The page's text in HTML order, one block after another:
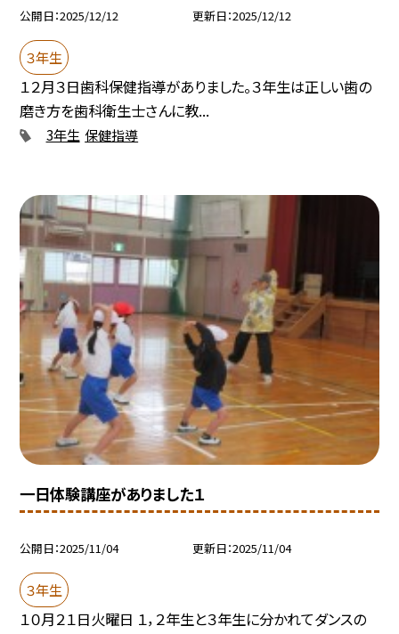
公開日 2025/12/12 更新日 2025/12/12
３年生
１２月３日歯科保健指導がありました。３年生は正しい歯の
磨き方を歯科衛生士さんに教...
3年生 保健指導
一日体験講座がありました１
公開日 2025/11/04 更新日 2025/11/04
３年生
１０月２１日火曜日 １，２年生と３年生に分かれてダンスの